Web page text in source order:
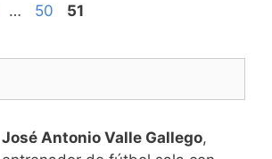
… Página
50 Página
51
José Antonio Valle Gallego,